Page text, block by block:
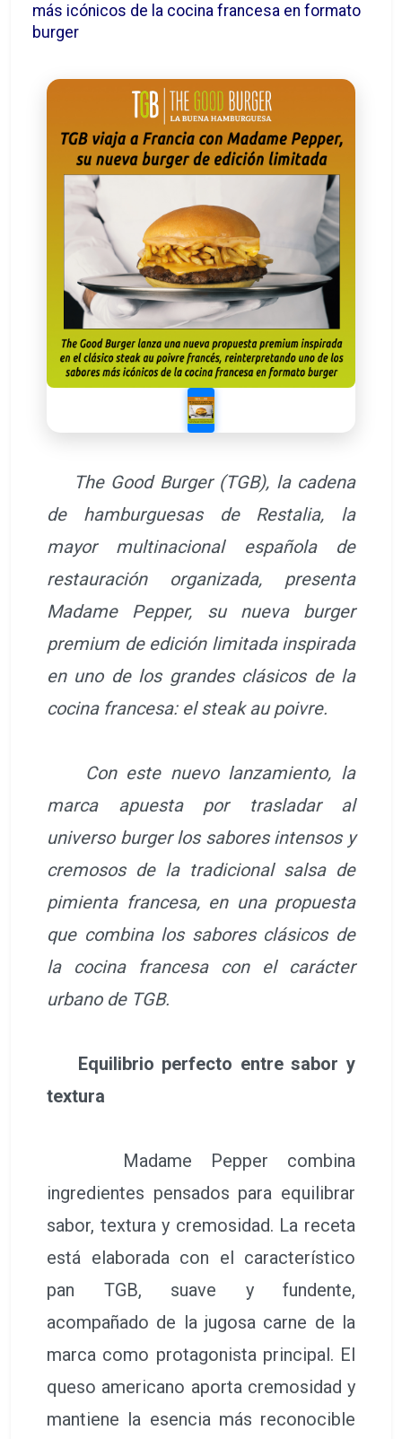
más icónicos de la cocina francesa en formato
burger
The Good Burger (TGB), la cadena
de hamburguesas de Restalia, la
mayor multinacional española de
restauración organizada, presenta
Madame Pepper, su nueva burger
premium de edición limitada inspirada
en uno de los grandes clásicos de la
cocina francesa: el steak au poivre.
Con este nuevo lanzamiento, la
marca apuesta por trasladar al
universo burger los sabores intensos y
cremosos de la tradicional salsa de
pimienta francesa, en una propuesta
que combina los sabores clásicos de
la cocina francesa con el carácter
urbano de TGB.
Equilibrio perfecto entre sabor y
textura
Madame Pepper combina
ingredientes pensados para equilibrar
sabor, textura y cremosidad. La receta
está elaborada con el característico
pan TGB, suave y fundente,
acompañado de la jugosa carne de la
marca como protagonista principal. El
queso americano aporta cremosidad y
mantiene la esencia más reconocible